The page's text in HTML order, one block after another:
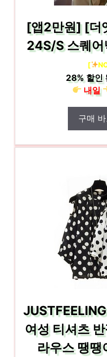
[앱2만원] [더
24S/S 스퀘어
[
28%할인
내일
구매
여성 티셔츠
라우스 땡땡